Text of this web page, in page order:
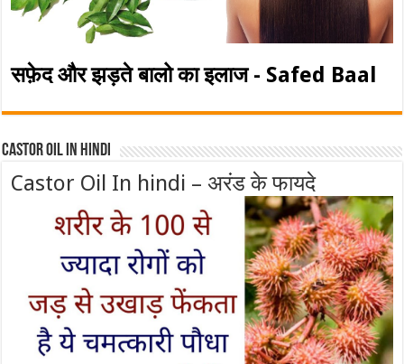
सफ़ेद और झड़ते बालो का इलाज - Safed Baal
Castor Oil In Hindi
Castor Oil In hindi – अरंड के फायदे